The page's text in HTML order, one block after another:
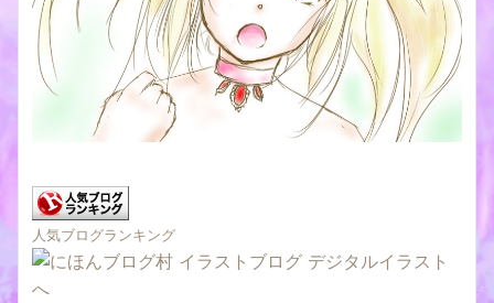
人気ブログランキング